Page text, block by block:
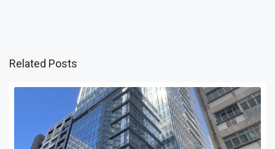
Related Posts